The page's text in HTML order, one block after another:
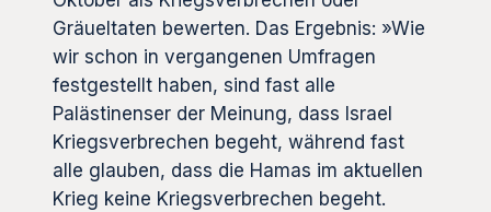
Gräueltaten bewerten. Das Ergebnis: »Wie
wir schon in vergangenen Umfragen
festgestellt haben, sind fast alle
Palästinenser der Meinung, dass Israel
Kriegsverbrechen begeht, während fast
alle glauben, dass die Hamas im aktuellen
Krieg keine Kriegsverbrechen begeht.